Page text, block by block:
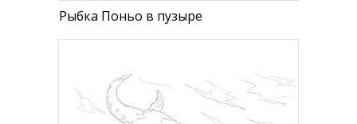
Рыбка Поньо в пузыре